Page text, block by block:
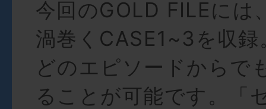
今回のGOLD FILEには
渦巻くCASE1~3を収録
どのエピソードからで
ることが可能です。「